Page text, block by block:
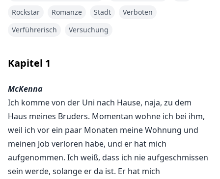
kommt, und meine Pläne über den Haufen geworfen
werden.
Rockstar, ein Bad Boy, der ständig Ärger macht und
sollte. Für mich ist er der Typ, der immer da war, bis er
ging und mich vergaß. Meine erste Schwärmerei.
Meine erste Liebe, als ich ein Teenager war, obwohl ich
wusste, dass er niemals mir gehören würde. Damals
war er ein guter Kerl mit einem riesigen Herzen und
jemand, der alles für jeden tun würde. Er war zu einem
Schatten seiner selbst geworden.
Rockstar
Romanze Stadt
Verboten
Verführerisch
Versuchung
Kapitel 1
McKenna
Ich komme von der Uni nach Hause, naja, zu dem
Haus meines Bruders. Momentan wohne ich bei ihm,
weil ich vor ein paar Monaten meine Wohnung und
meinen Job verloren habe, und er hat mich
aufgenommen. Ich weiß, dass ich nie aufgeschmissen
sein werde, solange er da ist. Er hat mich